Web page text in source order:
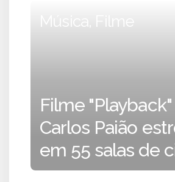
Música, Filme
Filme
Carlos Paião
em 55 salas de